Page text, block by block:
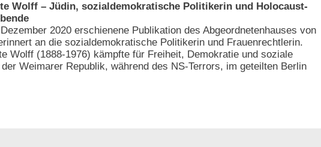
Wolff – Jüdin, sozialdemokratische Politikerin und Holocaust-
2020 erschienene Publikation des Abgeordnetenhauses von
an die sozialdemokratische Politikerin und Frauenrechtlerin.
Wolff (1888-1976) kämpfte für Freiheit, Demokratie und soziale
Weimarer Republik, während des NS-Terrors, im geteilten Berlin